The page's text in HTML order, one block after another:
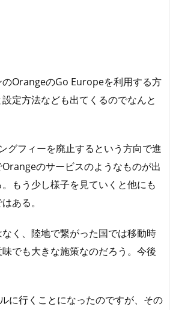
OrangeのGo Europeを利用する方
定方法なども出てくるのでなんと
グフィーを廃止するという方向で進
のサービスのようなものが出
もう少し様子を見ていくと他にも
ある。
く、陸地で繋がった国では移動時
でも大きな施策なのだろう。今後
に行くことになったのですが、その